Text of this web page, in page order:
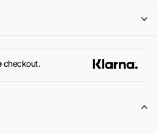
successivo ordine online su
invita a consultare la sezione
checkout.